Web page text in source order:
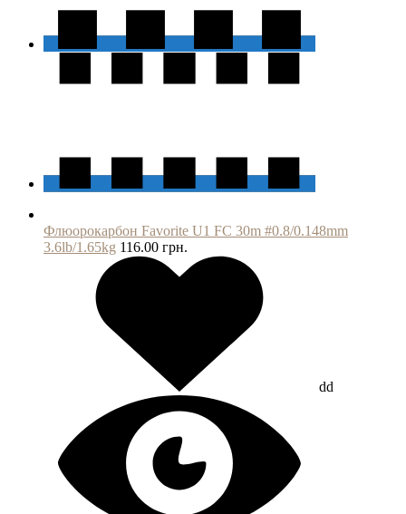
Флюорокарбон Favorite U1 FC 30m #0.8/0.148mm
3.6lb/1.65kg 116.00 грн.
dd